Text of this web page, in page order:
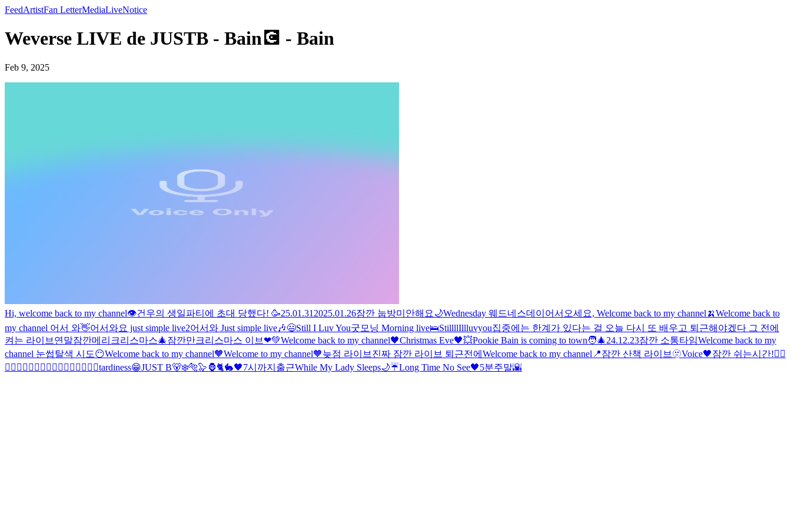
FeedArtistFan LetterMediaLiveNotice
Weverse LIVE de JUSTB - Bain💽 - Bain
Feb 9, 2025
Hi, welcome back to my channel👁️건우의 생일파티에 초대 당했다! 🥳25.01.31 2025.01.26잠깐 눕방미안해요 🌙Wednesday 웨드네스데이 어서오세요, Welcome back to my channel🍌Welcome back to
my channel 어서 와👋어서와요 just simple live2어서와 Just simple live🎶😃Still I Luv You굿모닝 Morning live🛌StillllIllluvyou집중에는 한계가 있다는 걸 오늘 다시 또 배우고 퇴근해야겠다 그 전에
켜는 라이브 연말잠깐메리크리스마스🎄잠깐만크리스마스 이브❤💚Welcome back to my channel🖤Christmas Eve🖤💥Pookie Bain is coming to town🧑‍🎄24.12.23잠깐 소통타임Welcome back to my
channel 눈썹탈색 시도😶Welcome back to my channel🧡Welcome to my channel🧡늦점 라이브 진짜 잠깐 라이브 퇴근전에 Welcome back to my channel📍잠깐 산책 라이브 🫥Voice🖤잠깐 쉬는시간!🧙‍♂️
🧙‍♂️🧙‍♂️🧙‍♂️🧙‍♂️🧙‍♂️🧙‍♂️🧙‍♂️🧙‍♂️tardiness😁JUST B🐻‍❄️🐅🦭🦍🐈🐇🖤7시까지 출근While My Lady Sleeps🌙☔Long Time No See🖤5분주말🌇